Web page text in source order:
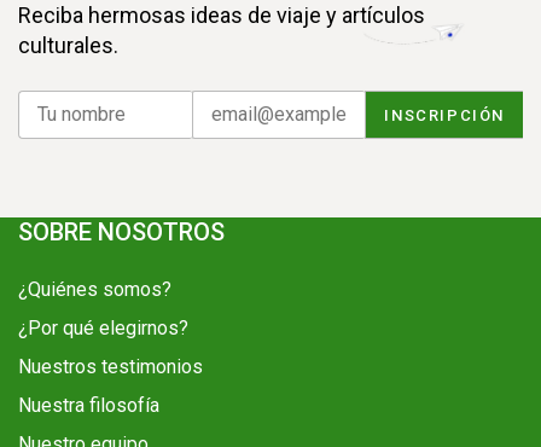
Reciba hermosas ideas de viaje y artículos
culturales.
SOBRE NOSOTROS
¿Quiénes somos?
¿Por qué elegirnos?
Nuestros testimonios
Nuestra filosofía